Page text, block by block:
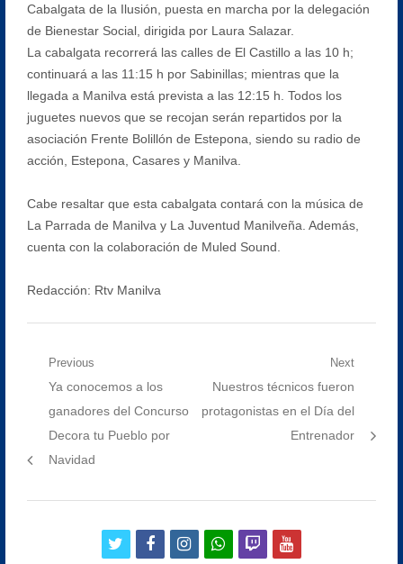
Cabalgata de la Ilusión, puesta en marcha por la delegación
de Bienestar Social, dirigida por Laura Salazar.
La cabalgata recorrerá las calles de El Castillo a las 10 h;
continuará a las 11:15 h por Sabinillas; mientras que la
llegada a Manilva está prevista a las 12:15 h. Todos los
juguetes nuevos que se recojan serán repartidos por la
asociación Frente Bolillón de Estepona, siendo su radio de
acción, Estepona, Casares y Manilva.
Cabe resaltar que esta cabalgata contará con la música de
La Parrada de Manilva y La Juventud Manilveña. Además,
cuenta con la colaboración de Muled Sound.
Redacción: Rtv Manilva
Navegación
entradas
Previous
Previous
post:
Ya conocemos a los
ganadores del Concurso
Decora tu Pueblo por
Navidad
Next
Next
post:
Nuestros técnicos fueron
protagonistas en el Día del
Entrenador
twitterfacebookinstagramwhatsapp
twitchyoutube